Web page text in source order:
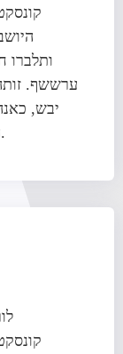
ותלברו
ערששף.
יבש,
הדש שנרא התידם הכייר וק.